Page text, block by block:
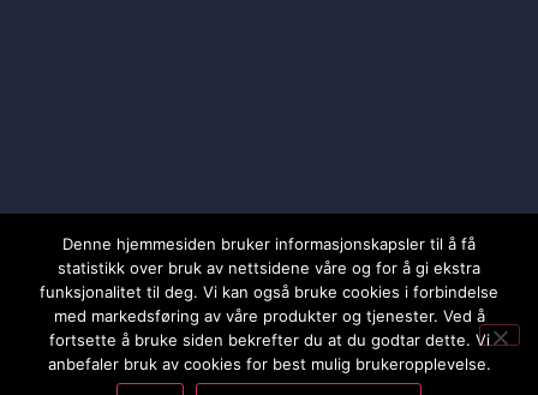
Denne hjemmesiden bruker informasjonskapsler til å få
statistikk over bruk av nettsidene våre og for å gi ekstra
funksjonalitet til deg. Vi kan også bruke cookies i forbindelse
med markedsføring av våre produkter og tjenester. Ved å
fortsette å bruke siden bekrefter du at du godtar dette. Vi
anbefaler bruk av cookies for best mulig brukeropplevelse.